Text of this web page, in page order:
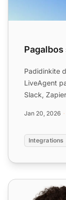
Padidinkite
LiveAgent
Slack,
Jan 20, 2026
Integrations
Scalix